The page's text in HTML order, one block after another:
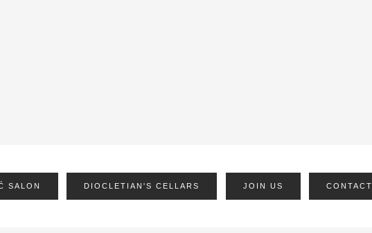
SALON DIOCLETIAN'S CELLARS JOIN US CONTACT